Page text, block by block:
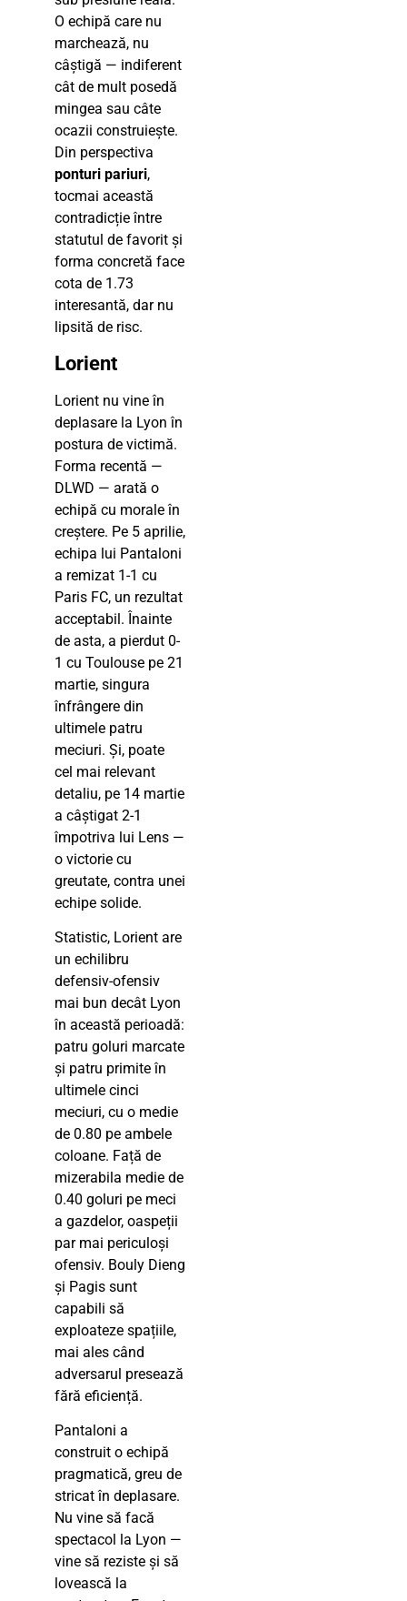
O echipă care nu
marchează, nu
câștigă — indiferent
cât de mult posedă
mingea sau câte
ocazii construiește.
Din perspectiva
ponturi pariuri,
tocmai această
contradicție între
statutul de favorit și
forma concretă face
cota de 1.73
interesantă, dar nu
lipsită de risc.
Lorient
Lorient nu vine în
deplasare la Lyon în
postura de victimă.
Forma recentă —
DLWD — arată o
echipă cu morale în
creștere. Pe 5 aprilie,
echipa lui Pantaloni
a remizat 1-1 cu
Paris FC, un rezultat
acceptabil. Înainte
de asta, a pierdut 0-
1 cu Toulouse pe 21
martie, singura
înfrângere din
ultimele patru
meciuri. Și, poate
cel mai relevant
detaliu, pe 14 martie
a câștigat 2-1
împotriva lui Lens —
o victorie cu
greutate, contra unei
echipe solide.
Statistic, Lorient are
un echilibru
defensiv-ofensiv
mai bun decât Lyon
în această perioadă:
patru goluri marcate
și patru primite în
ultimele cinci
meciuri, cu o medie
de 0.80 pe ambele
coloane. Față de
mizerabila medie de
0.40 goluri pe meci
a gazdelor, oaspeții
par mai periculoși
ofensiv. Bouly Dieng
și Pagis sunt
capabili să
exploateze spațiile,
mai ales când
adversarul presează
fără eficiență.
Pantaloni a
construit o echipă
pragmatică, greu de
stricat în deplasare.
Nu vine să facă
spectacol la Lyon —
vine să reziste și să
lovească la